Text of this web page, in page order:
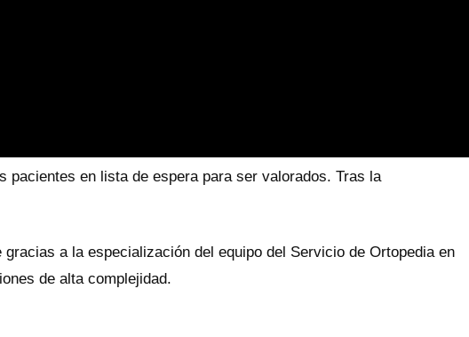
en lista de espera para ser valorados. Tras la
a la especialización del equipo del Servicio de Ortopedia en
de alta complejidad.